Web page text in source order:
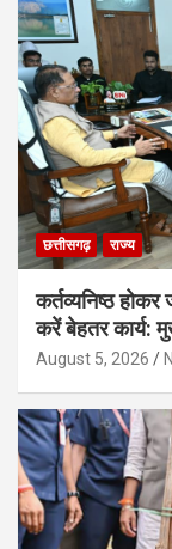
छत्तीसगढ़ राज्य
कर्तव्यनिष्ठ
करें बेहतर कार्य:
August 5, 2026